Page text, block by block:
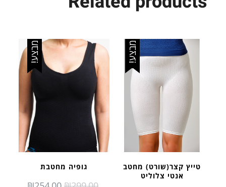
מבצע!
גופיה מחטבת
מבצע!
טייץ קצר(שורט) מחטב
אנטי צלוליט